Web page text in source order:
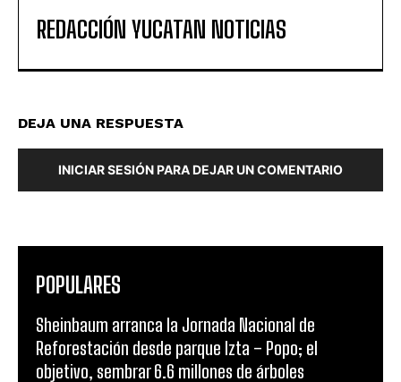
REDACCIÓN YUCATAN NOTICIAS
DEJA UNA RESPUESTA
INICIAR SESIÓN PARA DEJAR UN COMENTARIO
POPULARES
Sheinbaum arranca la Jornada Nacional de
Reforestación desde parque Izta – Popo; el
objetivo, sembrar 6.6 millones de árboles